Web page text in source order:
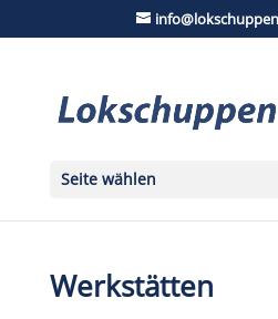
Seite wählen
Werkstätten